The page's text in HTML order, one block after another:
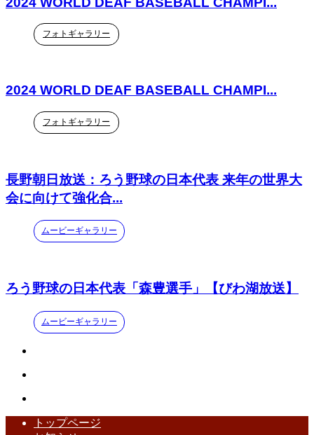
フォトギャラリー
2024 WORLD DEAF BASEBALL CHAMPI...
フォトギャラリー
長野朝日放送：ろう野球の日本代表 来年の世界大
会に向けて強化合...
ムービーギャラリー
ろう野球の日本代表「森豊選手」【びわ湖放送】
ムービーギャラリー
トップページ